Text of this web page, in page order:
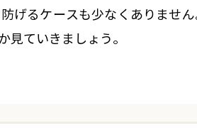
げるケースも少なくありません
見ていきましょう。